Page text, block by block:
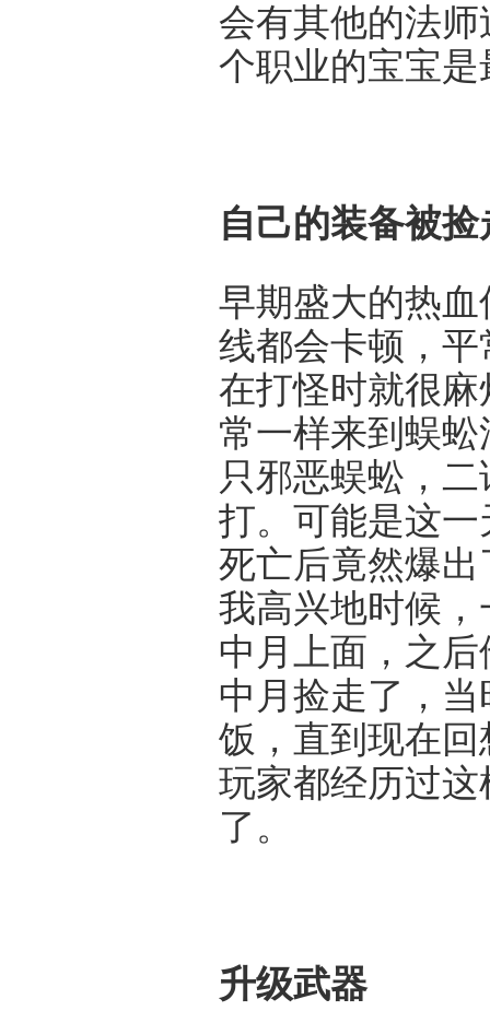
会有其他的法
个职业的宝宝
自己的装备被捡
早期盛大的热
线都会卡顿，
在打怪时就很
常一样来到蜈
只邪恶蜈蚣，
打。可能是这
死亡后竟然爆
我高兴地时候
中月上面，之
中月捡走了，
饭，直到现在
玩家都经历过
了。
升级武器